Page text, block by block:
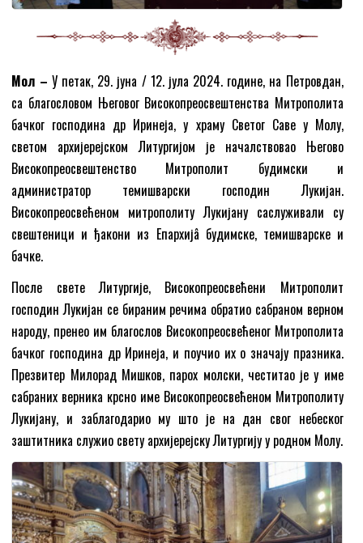
Мол – У петак, 29. јуна / 12. јула 2024. године, на Петровдан,
са благословом Његовог Високопреосвештенства Митрополита
бачког господина др Иринеја, у храму Светог Саве у Молу,
светом архијерејском Литургијом је началствовао Његово
Високопреосвештенство Митрополит будимски и
администратор темишварски господин Лукијан.
Високопреосвећеном митрополиту Лукијану саслуживали су
свештеници и ђакони из Епархијâ будимске, темишварске и
бачке.
После свете Литургије, Високопреосвећени Митрополит
господин Лукијан се бираним речима обратио сабраном верном
народу, пренео им благослов Високопреосвећеног Митрополита
бачког господина др Иринеја, и поучио их о значају празника.
Презвитер Милорад Мишков, парох молски, честитао је у име
сабраних верника крсно име Високопреосвећеном Митрополиту
Лукијану, и заблагодарио му што је на дан свог небеског
заштитника служио свету архијерејску Литургију у родном Молу.